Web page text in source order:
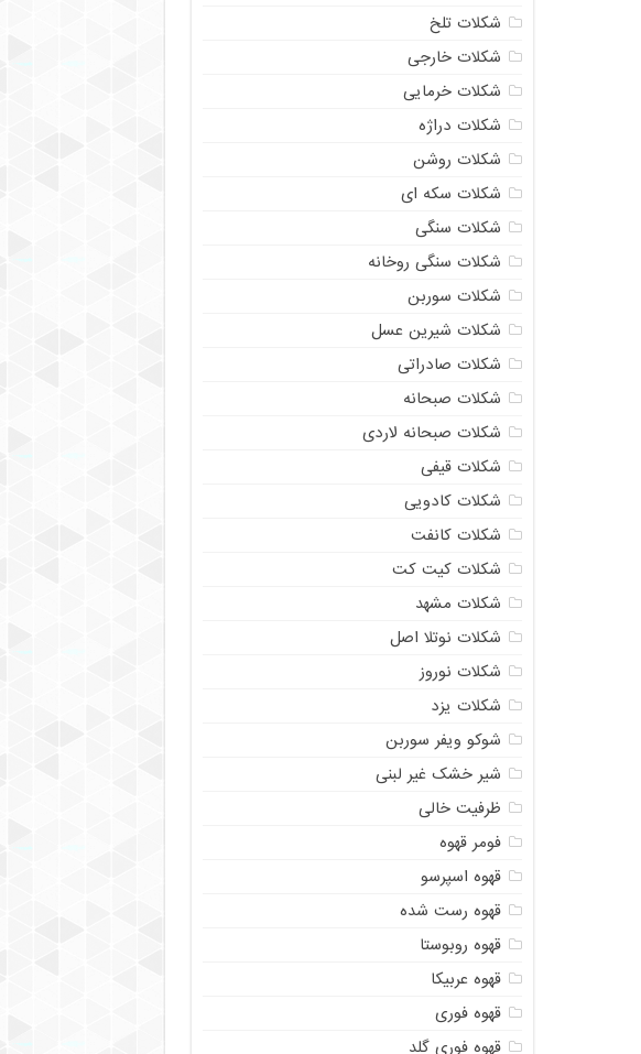
شکلات تلخ
شکلات خارجی
شکلات خرمایی
شکلات دراژه
شکلات روشن
شکلات سکه ای
شکلات سنگی
شکلات سنگی روخانه
شکلات سوربن
شکلات شیرین عسل
شکلات صادراتی
شکلات صبحانه
شکلات صبحانه لاردی
شکلات قیفی
شکلات کادویی
شکلات کانفت
شکلات کیت کت
شکلات مشهد
شکلات نوتلا اصل
شکلات نوروز
شکلات یزد
شوکو ویفر سوربن
شیر خشک غیر لبنی
ظرفیت خالی
فومر قهوه
قهوه اسپرسو
قهوه رست شده
قهوه روبوستا
قهوه عربیکا
قهوه فوری
قهوه فوری گلد